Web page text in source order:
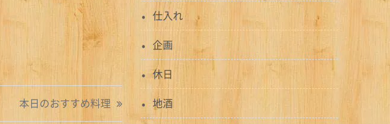
本日のおすすめ料理
仕入れ
企画
休日
地酒